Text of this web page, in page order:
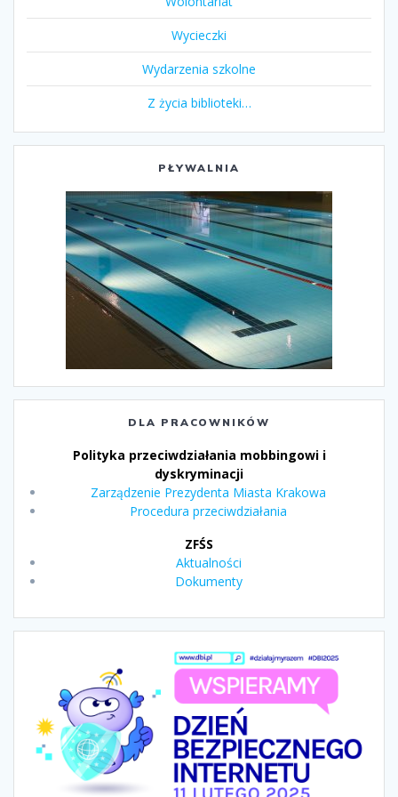
Wycieczki
Wydarzenia szkolne
Z życia biblioteki…
PŁYWALNIA
DLA PRACOWNIKÓW
Polityka przeciwdziałania mobbingowi i
dyskryminacji
Zarządzenie Prezydenta Miasta Krakowa
Procedura przeciwdziałania
ZFŚS
Aktualności
Dokumenty